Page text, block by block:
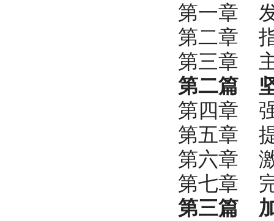
第一章
第二章
第三章
第二篇
第四章
第五章
第六章
第七章
第三篇